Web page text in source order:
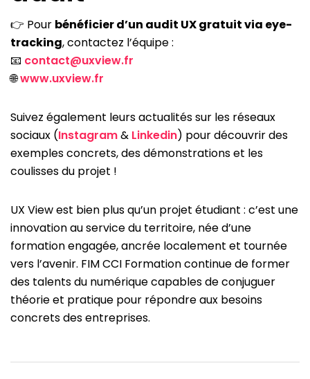
👉 Pour bénéficier d’un audit UX gratuit via eye-
tracking, contactez l’équipe :
📧 contact@uxview.fr
🌐www.uxview.fr
Suivez également leurs actualités sur les réseaux
sociaux (Instagram& Linkedin) pour découvrir des
exemples concrets, des démonstrations et les
coulisses du projet !
UX View est bien plus qu’un projet étudiant : c’est une
innovation au service du territoire, née d’une
formation engagée, ancrée localement et tournée
vers l’avenir. FIM CCI Formation continue de former
des talents du numérique capables de conjuguer
théorie et pratique pour répondre aux besoins
concrets des entreprises.